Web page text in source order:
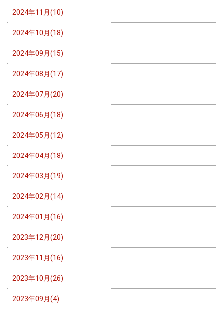
2024年11月(10)
2024年10月(18)
2024年09月(15)
2024年08月(17)
2024年07月(20)
2024年06月(18)
2024年05月(12)
2024年04月(18)
2024年03月(19)
2024年02月(14)
2024年01月(16)
2023年12月(20)
2023年11月(16)
2023年10月(26)
2023年09月(4)